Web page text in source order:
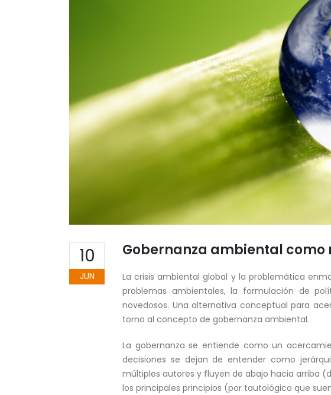
10
JUN
Gobernanza ambiental
La crisis ambiental global y la problemática
problemas ambientales, la formulación de
novedosos. Una alternativa conceptual para
torno al concepto de gobernanza ambiental.
La gobernanza se entiende como un
decisiones se dejan de entender como
múltiples autores y fluyen de abajo hacia arriba
los principales principios (por tautológico que